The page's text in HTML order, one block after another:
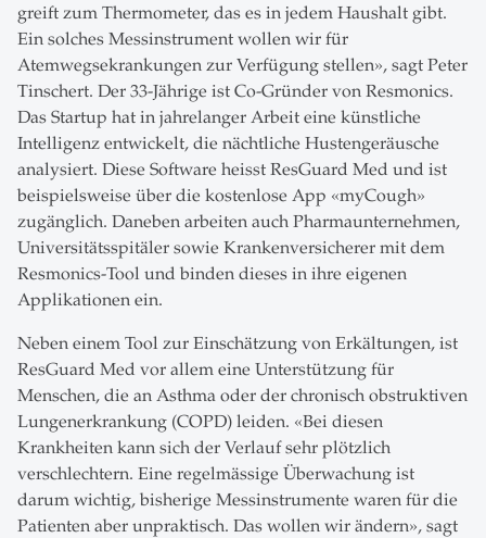
greift zum Thermometer, das es in jedem Haushalt gibt.
Ein solches Messinstrument wollen wir für
Atemwegsekrankungen zur Verfügung stellen», sagt Peter
Tinschert. Der 33-Jährige ist Co-Gründer von Resmonics.
Das Startup hat in jahrelanger Arbeit eine künstliche
Intelligenz entwickelt, die nächtliche Hustengeräusche
analysiert. Diese Software heisst ResGuard Med und ist
beispielsweise über die kostenlose App «myCough»
zugänglich. Daneben arbeiten auch Pharmaunternehmen,
Universitätsspitäler sowie Krankenversicherer mit dem
Resmonics-Tool und binden dieses in ihre eigenen
Applikationen ein.
Neben einem Tool zur Einschätzung von Erkältungen, ist
ResGuard Med vor allem eine Unterstützung für
Menschen, die an Asthma oder der chronisch obstruktiven
Lungenerkrankung (COPD) leiden. «Bei diesen
Krankheiten kann sich der Verlauf sehr plötzlich
verschlechtern. Eine regelmässige Überwachung ist
darum wichtig, bisherige Messinstrumente waren für die
Patienten aber unpraktisch. Das wollen wir ändern», sagt